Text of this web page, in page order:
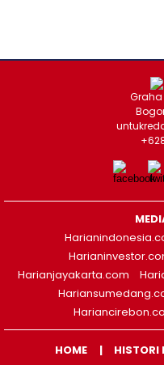
Graha
Harianjayakarta.com
HOME HISTORI